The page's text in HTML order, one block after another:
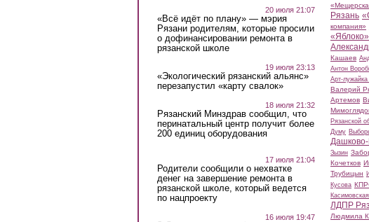
20 июля 21:07
«Всё идёт по плану» — мэрия
Рязани родителям, которые просили
о дофинансировании ремонта в
рязанской школе
19 июля 23:13
«Экологический рязанский альянс»
перезапустил «карту свалок»
18 июля 21:32
Рязанский Минздрав сообщил, что
перинатальный центр получит более
200 единиц оборудования
17 июля 21:04
Родители сообщили о нехватке
денег на завершение ремонта в
рязанской школе, который ведется
по нацпроекту
16 июля 19:47
Рязань
компания»
Кашаев
Антон
Арт-
Валерий
Артемов
Рязанской
Думу
Зызин
Кочетков
Трубицын
Кусова
ЛДПР
Людмила